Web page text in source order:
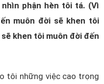
phận hèn tôi tá. (Vì
muôn đời sẽ khen tôi
khen tôi muôn đời đến
tôi những việc cao trọng